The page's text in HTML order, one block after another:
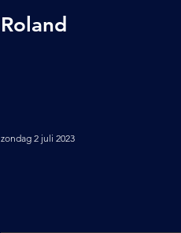
Roland
zondag 2 juli 2023